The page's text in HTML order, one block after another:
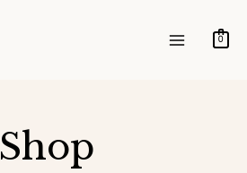
MENU0
Shop